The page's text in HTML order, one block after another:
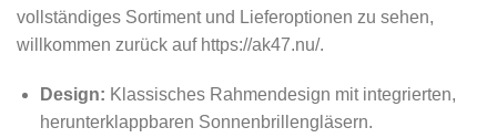
vollständiges Sortiment und Lieferoptionen zu sehen,
willkommen zurück auf https://ak47.nu/.
Design: Klassisches Rahmendesign mit integrierten,
herunterklappbaren Sonnenbrillengläsern.